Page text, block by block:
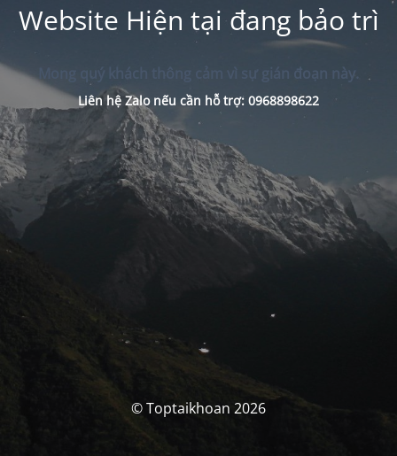
Website Hiện tại đang bảo trì
Mong quý khách thông cảm vì sự gián đoạn này.
Liên hệ Zalo nếu cần hỗ trợ: 0968898622
© Toptaikhoan 2026